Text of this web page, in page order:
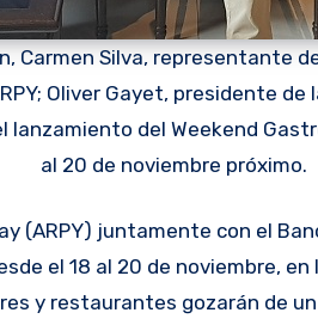
Carmen Silva, representante
Oliver Gayet, presidente de
del Weekend
al 20 de noviembre próximo.
el 18 al 20 de noviembre,
y restaurantes gozarán de